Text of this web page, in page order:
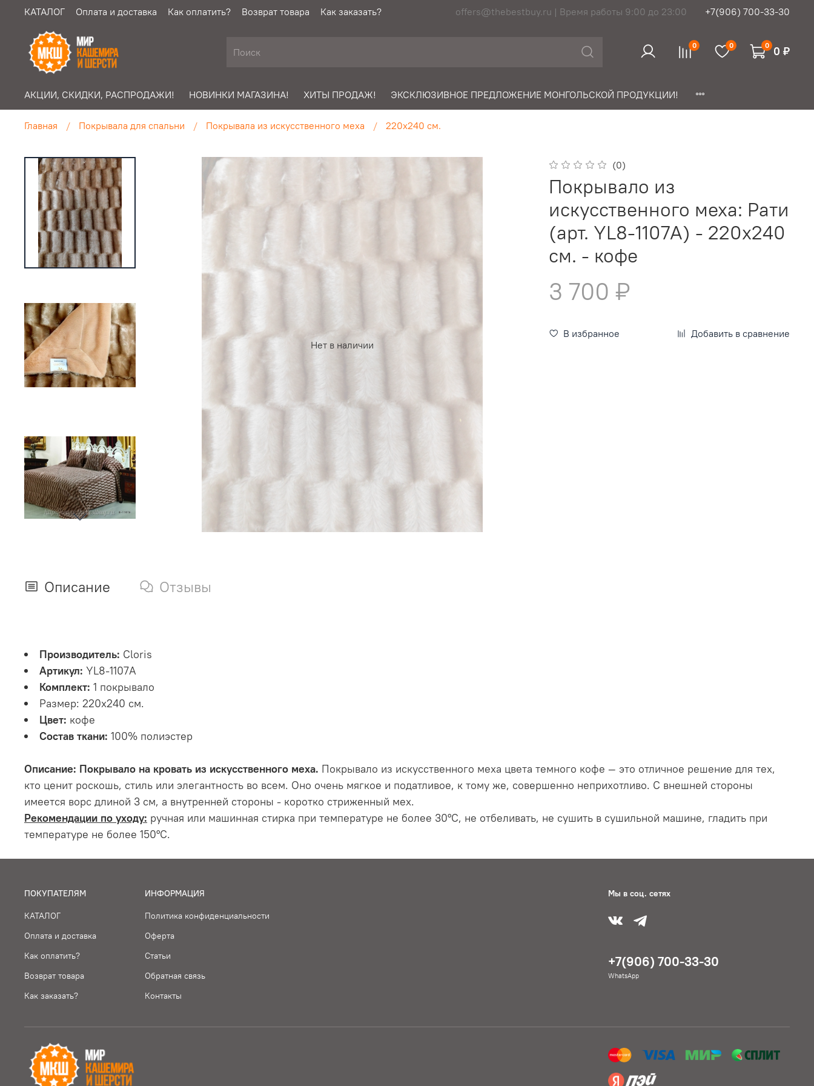
КАТАЛОГ Оплата и доставка Как оплатить? Возврат товара Как заказать? offers@thebestbuy.ru | Время работы 9:00 до 23:00 +7(906) 700-33-30
0 0 0 0 ₽
АКЦИИ, СКИДКИ, РАСПРОДАЖИ! НОВИНКИ МАГАЗИНА! ХИТЫ ПРОДАЖ! ЭКСКЛЮЗИВНОЕ ПРЕДЛОЖЕНИЕ МОНГОЛЬСКОЙ ПРОДУКЦИИ!
Главная Покрывала для спальни Покрывала из искусственного меха 220х240 см.
Нет в наличии
(0)
Покрывало из
искусственного меха: Рати
(арт. YL8-1107А) - 220х240
см. - кофе
3 700 ₽
В избранное Добавить в сравнение
Описание Отзывы
Производитель: Cloris
Артикул: YL8-1107А
Комплект: 1 покрывало
Размер: 220х240 см.
Цвет: кофе
Состав ткани: 100% полиэстер
Описание: Покрывало на кровать из искусственного меха. Покрывало из искусственного меха цвета темного кофе — это отличное решение для тех,
кто ценит роскошь, стиль или элегантность во всем. Оно очень мягкое и податливое, к тому же, совершенно неприхотливо. С внешней стороны
имеется ворс длиной 3 см, а внутренней стороны - коротко стриженный мех.
Рекомендации по уходу: ручная или машинная стирка при температуре не более 30°С, не отбеливать, не сушить в сушильной машине, гладить при
температуре не более 150°С.
ПОКУПАТЕЛЯМ
КАТАЛОГ
Оплата и доставка
Как оплатить?
Возврат товара
Как заказать?
ИНФОРМАЦИЯ
Политика конфиденциальности
Оферта
Статьи
Обратная связь
Контакты
Мы в соц. сетях
+7(906) 700-33-30
WhatsApp